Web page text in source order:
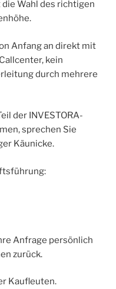
Wahl des richtigen
Anfang an direkt mit
kein
durch mehrere
der INVESTORA-
sprechen Sie
Käunicke.
Anfrage persönlich
zurück.
Kaufleuten.